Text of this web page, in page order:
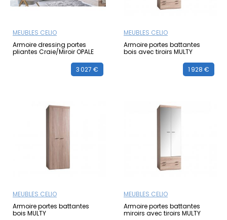
MEUBLES CELIO
Armoire dressing portes
pliantes Craie/Miroir OPALE
3 027 €
MEUBLES CELIO
Armoire portes battantes
bois avec tiroirs MULTY
1 928 €
MEUBLES CELIO
Armoire portes battantes
bois MULTY
MEUBLES CELIO
Armoire portes battantes
miroirs avec tiroirs MULTY